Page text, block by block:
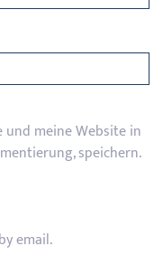
und meine Website in
speichern.
email.